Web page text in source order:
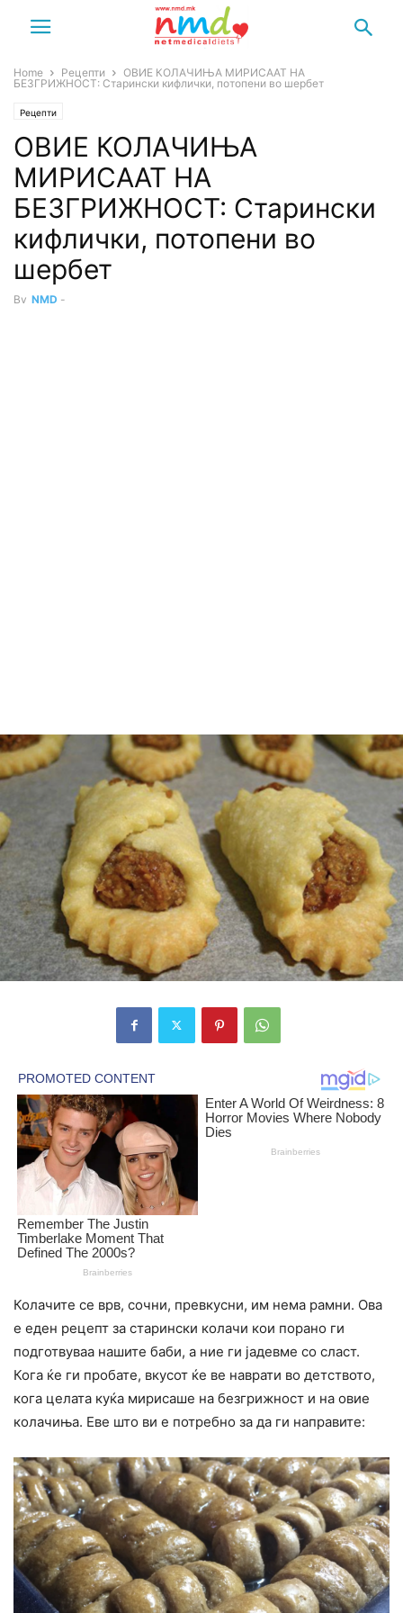
Home Рецепти
ОВИЕ КОЛАЧИЊА МИРИСААТ НА
БЕЗГРИЖНОСТ: Старински кифлички, потопени во шербет
Рецепти
ОВИЕ КОЛАЧИЊА
МИРИСААТ НА
БЕЗГРИЖНОСТ: Старински
кифлички, потопени во
шербет
By NMD -
Колачите се врв, сочни, превкусни, им нема рамни. Ова
е еден рецепт за старински колачи кои порано ги
подготвуваа нашите баби, а ние ги јадевме со сласт.
Кога ќе ги пробате, вкусот ќе ве наврати во детството,
кога целата куќа мирисаше на безгрижност и на овие
колачиња. Еве што ви е потребно за да ги направите: